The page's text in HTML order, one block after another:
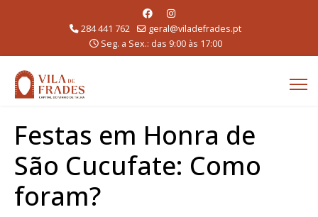
284 441 762
geral@viladefrades.pt
Seg. a Sex.: das 9:00 às 17:00
Festas em Honra de
São Cucufate: Como
foram?